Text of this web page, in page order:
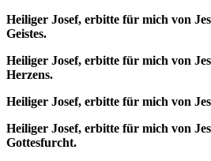
Heiliger Josef, erbitte für mich von
Geistes.
Heiliger Josef, erbitte für mich von
Herzens.
Heiliger Josef, erbitte für mich von
Heiliger Josef, erbitte für mich von
Gottesfurcht.